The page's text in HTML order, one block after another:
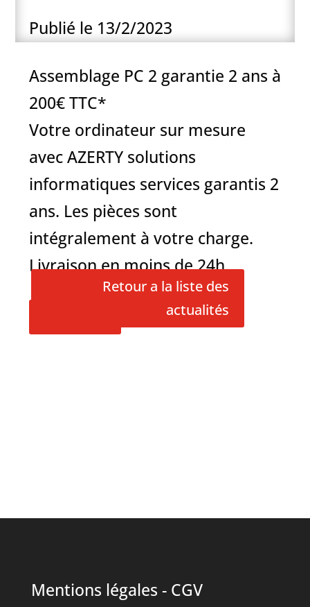
Publié le 13/2/2023
Assemblage PC 2 garantie 2 ans à
200€ TTC*
Votre ordinateur sur mesure
avec AZERTY solutions
informatiques services garantis 2
ans. Les pièces sont
intégralement à votre charge.
Livraison en moins de 24h.
Retour a la liste des
actualités
Mentions légales - CGV